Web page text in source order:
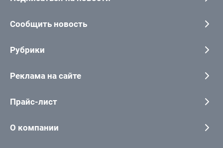
Сообщить новость
Рубрики
Реклама на сайте
Прайс-лист
О компании